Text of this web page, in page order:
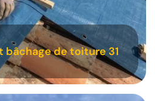
bâchage de toiture 31